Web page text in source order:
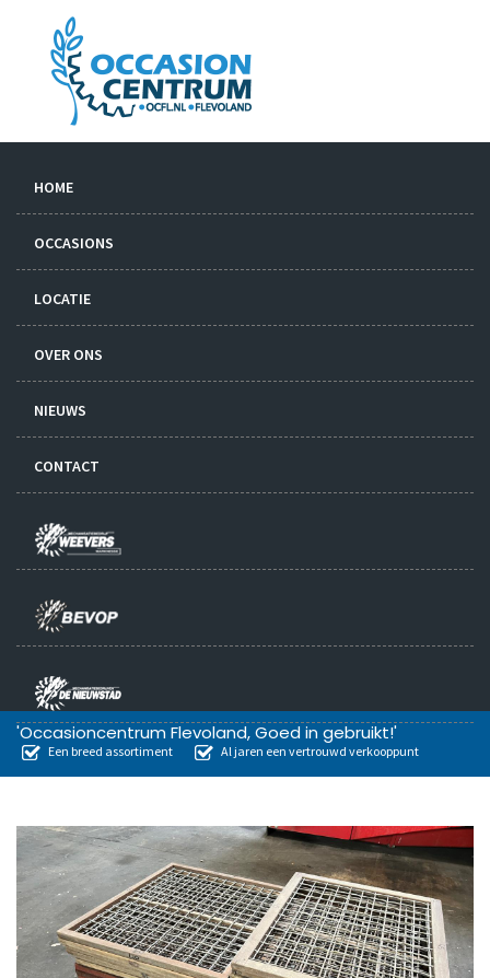
HOME
OCCASIONS
LOCATIE
OVER ONS
NIEUWS
CONTACT
'Occasioncentrum Flevoland, Goed in gebruikt!'
Een breed assortiment Al jaren een vertrouwd verkooppunt